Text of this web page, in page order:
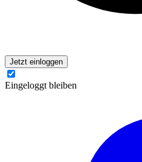
Jetzt einloggen
Eingeloggt bleiben